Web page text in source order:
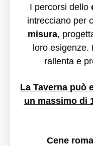
I percorsi dello
intrecciano per
misura,
loro esigenze.
rallenta e
La Taverna può
un massimo di
Cene